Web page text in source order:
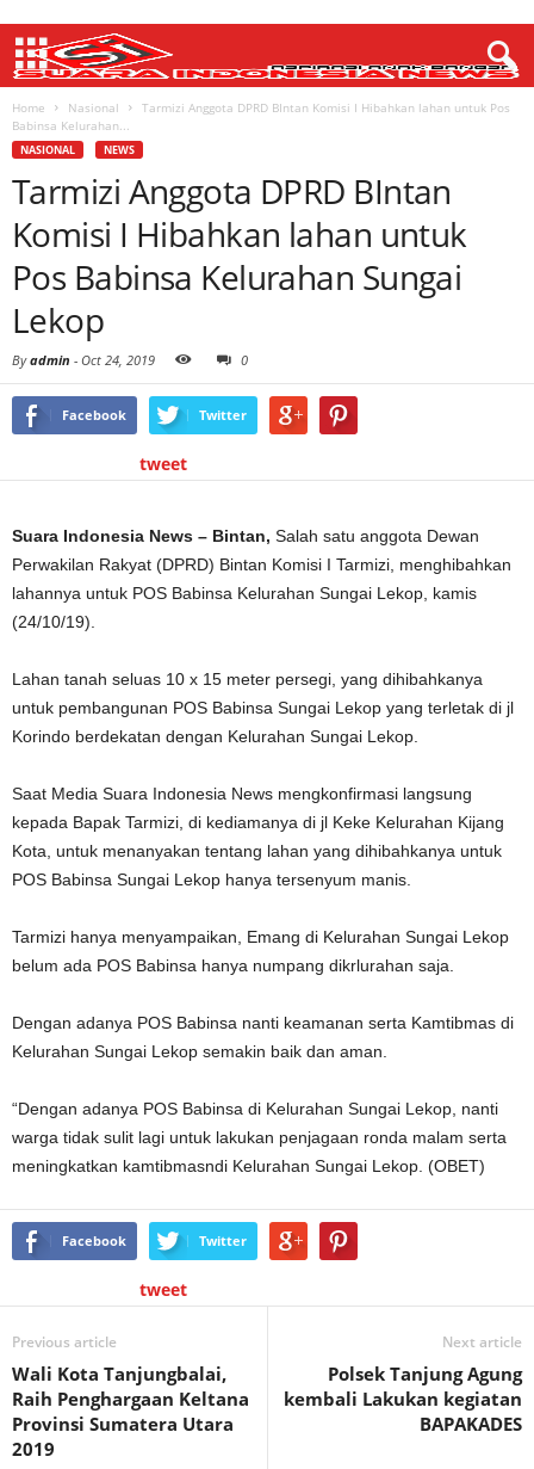
Home Nasional
Tarmizi Anggota DPRD BIntan Komisi I Hibahkan lahan untuk Pos
Babinsa Kelurahan...
NASIONAL NEWS
Tarmizi Anggota DPRD BIntan
Komisi I Hibahkan lahan untuk
Pos Babinsa Kelurahan Sungai
Lekop
Byadmin - Oct 24, 2019 0
Facebook Twitter
tweet
Suara Indonesia News – Bintan, Salah satu anggota Dewan
Perwakilan Rakyat (DPRD) Bintan Komisi I Tarmizi, menghibahkan
lahannya untuk POS Babinsa Kelurahan Sungai Lekop, kamis
(24/10/19).
Lahan tanah seluas 10 x 15 meter persegi, yang dihibahkanya
untuk pembangunan POS Babinsa Sungai Lekop yang terletak di jl
Korindo berdekatan dengan Kelurahan Sungai Lekop.
Saat Media Suara Indonesia News mengkonfirmasi langsung
kepada Bapak Tarmizi, di kediamanya di jl Keke Kelurahan Kijang
Kota, untuk menanyakan tentang lahan yang dihibahkanya untuk
POS Babinsa Sungai Lekop hanya tersenyum manis.
Tarmizi hanya menyampaikan, Emang di Kelurahan Sungai Lekop
belum ada POS Babinsa hanya numpang dikrlurahan saja.
Dengan adanya POS Babinsa nanti keamanan serta Kamtibmas di
Kelurahan Sungai Lekop semakin baik dan aman.
“Dengan adanya POS Babinsa di Kelurahan Sungai Lekop, nanti
warga tidak sulit lagi untuk lakukan penjagaan ronda malam serta
meningkatkan kamtibmasndi Kelurahan Sungai Lekop. (OBET)
Facebook Twitter
tweet
Previous article
Wali Kota Tanjungbalai,
Raih Penghargaan Keltana
Provinsi Sumatera Utara
2019
Next article
Polsek Tanjung Agung
kembali Lakukan kegiatan
BAPAKADES